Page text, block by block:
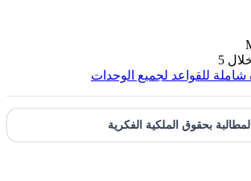
5
للقواعد لجميع الوحدات
المطالبة بحقوق الملكية الفكرية